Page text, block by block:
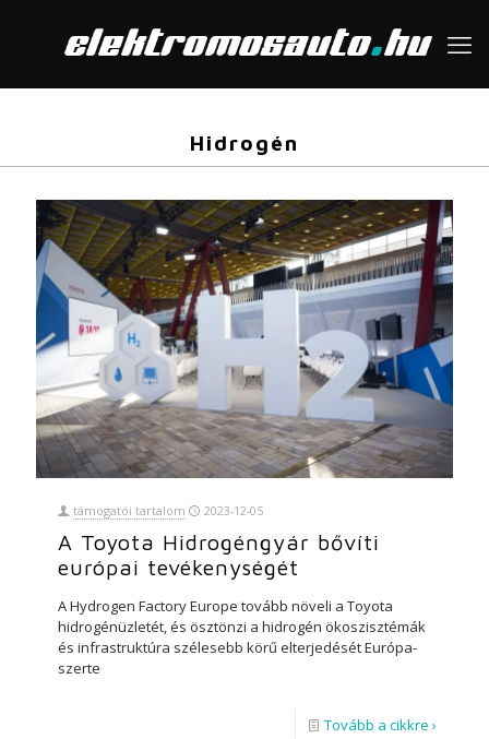
Hidrogén
támogatói tartalom 2023-12-05
A Toyota Hidrogéngyár bővíti
európai tevékenységét
A Hydrogen Factory Europe tovább növeli a Toyota
hidrogénüzletét, és ösztönzi a hidrogén ökoszisztémák
és infrastruktúra szélesebb körű elterjedését Európa-
szerte
Tovább a cikkre ›